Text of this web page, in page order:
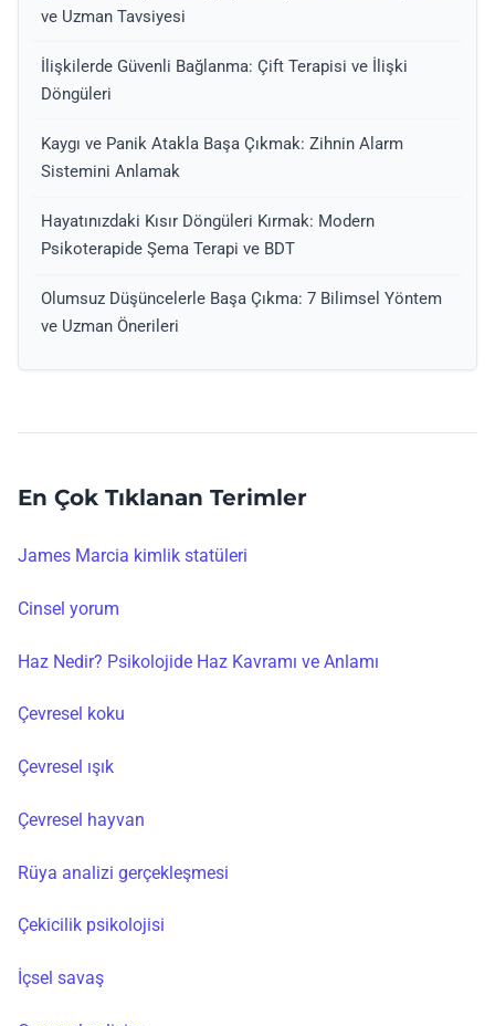
ve Uzman Tavsiyesi
İlişkilerde Güvenli Bağlanma: Çift Terapisi ve İlişki
Döngüleri
Kaygı ve Panik Atakla Başa Çıkmak: Zihnin Alarm
Sistemini Anlamak
Hayatınızdaki Kısır Döngüleri Kırmak: Modern
Psikoterapide Şema Terapi ve BDT
Olumsuz Düşüncelerle Başa Çıkma: 7 Bilimsel Yöntem
ve Uzman Önerileri
En Çok Tıklanan Terimler
James Marcia kimlik statüleri
Cinsel yorum
Haz Nedir? Psikolojide Haz Kavramı ve Anlamı
Çevresel koku
Çevresel ışık
Çevresel hayvan
Rüya analizi gerçekleşmesi
Çekicilik psikolojisi
İçsel savaş